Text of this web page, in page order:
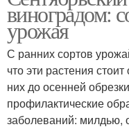
виноградом:
урожая
С ранних сортов
что эти растения
них до осенней
профилактические
заболеваний: милдью,